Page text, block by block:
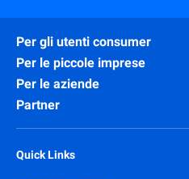
Per gli utenti consumer
Per le piccole imprese
Per le aziende
Partner
Quick Links